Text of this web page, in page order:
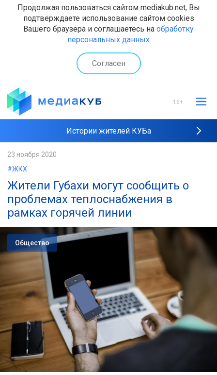
Продолжая пользоваться сайтом mediakub.net, Вы
подтверждаете использование сайтом cookies
Вашего браузера и соглашаетесь на обработку
персональных данных
Согласен
16+
Истории жителей КУБа
23 ноября 2020
#ЖКХ
Жители Губахи могут сообщить о
проблемах теплоснабжения в
рамках горячей линии
Общество